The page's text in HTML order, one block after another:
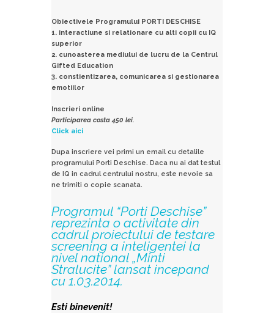
Obiectivele Programului PORTI DESCHISE
1. interactiune si relationare cu alti copii cu IQ
superior
2. cunoasterea mediului de lucru de la Centrul
Gifted Education
3. constientizarea, comunicarea si gestionarea
emotiilor
Inscrieri online
Participarea costa 450 lei.
Click aici
Dupa inscriere vei primi un email cu detalile
programului Porti Deschise. Daca nu ai dat testul
de IQ in cadrul centrului nostru, este nevoie sa
ne trimiti o copie scanata.
Programul “Porti Deschise”
reprezinta o activitate din
cadrul proiectului de testare
screening a inteligentei la
nivel national „Minti
Stralucite”lansat incepand
cu 1.03.2014.
Esti binevenit!